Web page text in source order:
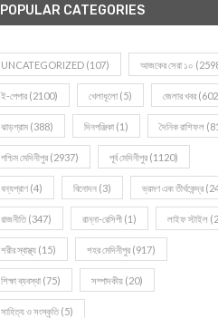
POPULAR CATEGORIES
UNCATEGORIZED (107) আজকের সেরা ১০
ই-পেপার (2100) খেলাধূলো (5) জেলার খবর
ঝাড়গ্রাম (388) দিনপঞ্জিকা (1) দৈনিক রাশিফল
পশ্চিম মেদিনীপুর (2937) পূর্ব মেদিনীপুর (1120)
বন্যপ্রাণ (4) বিনোদন (3) ভ্রমণ এবং তীর্থকেন্দ্র
রাজনীতি(347) রান্না-রেসিপী (1) লাইফ স্টাইল
শরীর স্বাস্থ্য (15) শহর মেদিনীপুর (917)
শিক্ষা ব্যবস্থা (75) সম্পাদকীয় (20)
সাহিত্য ও সংস্কৃতি(5)